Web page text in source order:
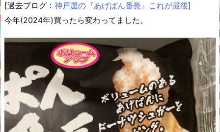
[過去ブログ： 神戸屋の『あげぱん番長』これが最後]
今年(2024年)買ったら変わってました。